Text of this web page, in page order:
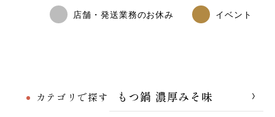
カテゴリで探す
もつ鍋 濃厚みそ味
店舗・発送業務のお休み イベント